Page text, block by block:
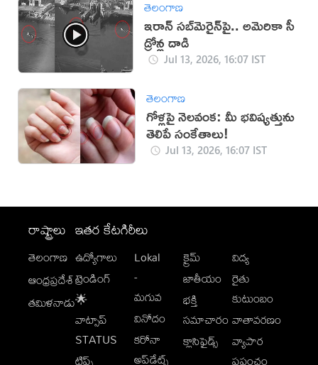
తెలంగాణ
ఇరాన్‌ సబ్‌మెరైన్‌పై.. అమెరికా సీ
డ్రోన్ల దాడి
Jul 13, 2026, 16:07 IST
తెలంగాణ
గోళ్లపై నెలవంక: మీ భవిష్యత్తును
తెలిపే సంకేతాలు!
Jul 13, 2026, 16:07 IST
రాష్ట్రాలు
తెలంగాణ
ఆంధ్రప్రదేశ్
తమిళనాడు
ఇతర కేటగిరీలు
ఉద్యోగాలు
ట్రెండింగ్
🌟
వాట్సాప్
STATUS
Lokal
-
మగువ
వినోదం
కరోనా
అప్‌డేట్స్
క్రైమ్
జాతీయం
భక్తి
సమాచారం
క్లాసిఫైడ్స్
విద్య
రైతు
కుటుంబం
వాతావరణం
వ్యాపార